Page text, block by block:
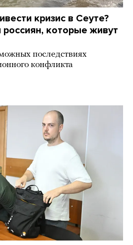
кризис в Сеуте?
россиян, которые живут
последствиях
конфликта